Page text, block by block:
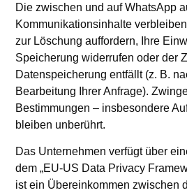
Die zwischen und auf WhatsApp
Kommunikationsinhalte
zur Löschung auffordern, Ihre
Speicherung widerrufen oder der
Datenspeicherung entfällt (z. B.
Bearbeitung Ihrer Anfrage).
Bestimmungen – insbesondere
bleiben unberührt.
Das Unternehmen verfügt über
dem „EU-US Data Privacy
ist ein Übereinkommen zwischen